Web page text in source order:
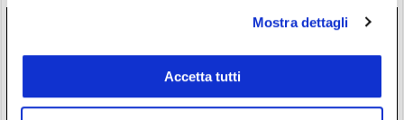
Mostra dettagli
Accetta tutti